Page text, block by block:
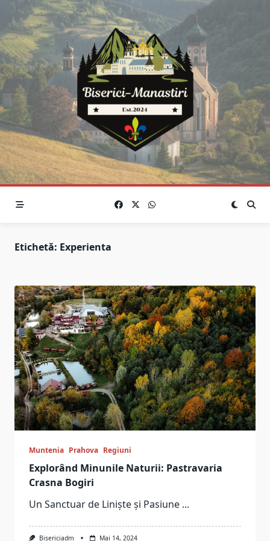
content
Etichetă: Experienta
Muntenia Prahova Regiuni
Explorând Minunile Naturii: Pastravaria
Crasna Bogiri
Un Sanctuar de Liniște și Pasiune ...
Bisericiadm Mai 14, 2024